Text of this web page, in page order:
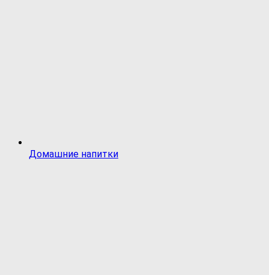
Домашние напитки